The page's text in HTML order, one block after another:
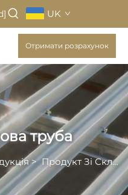
UK
Отримати розрахунок
труба
>Продукт Зі Скловолокна